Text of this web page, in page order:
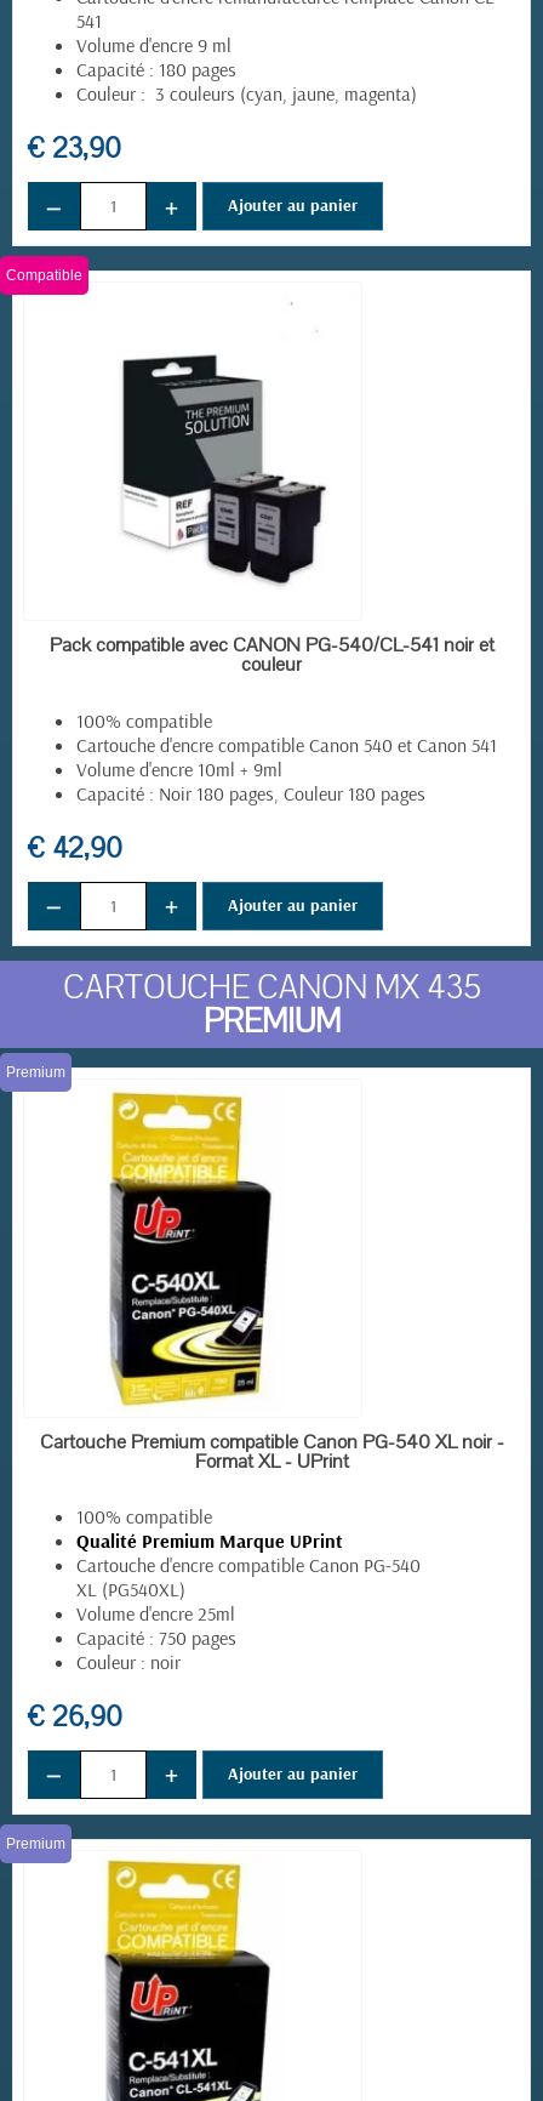
541
Volume d'encre 9 ml
Capacité : 180 pages
Couleur : 3 couleurs (cyan, jaune, magenta)
€ 23,90
− + Ajouter au panier
EN STOCK
Compatible
Pack compatible avec CANON PG-540/CL-541 noir et
couleur
100% compatible
Cartouche d'encre compatible Canon 540 et Canon 541
Volume d'encre 10ml + 9ml
Capacité : Noir 180 pages, Couleur 180 pages
€ 42,90
− + Ajouter au panier
CARTOUCHE CANON MX 435
PREMIUM
EN STOCK
Premium
Cartouche Premium compatible Canon PG-540 XL noir -
Format XL - UPrint
100% compatible
Qualité Premium Marque UPrint
Cartouche d'encre compatible Canon PG-540
XL (PG540XL)
Volume d'encre 25ml
Capacité : 750 pages
Couleur : noir
€ 26,90
− + Ajouter au panier
Premium